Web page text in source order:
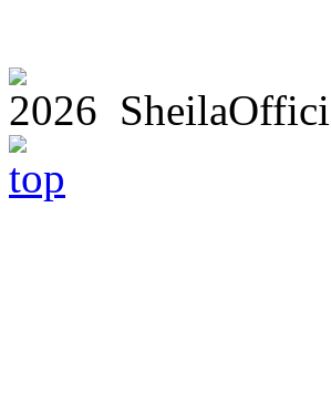
2026